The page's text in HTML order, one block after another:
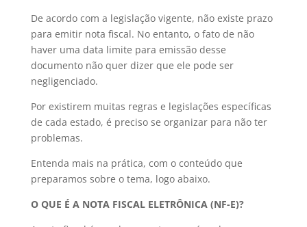
De acordo com a legislação vigente, não existe prazo
para emitir nota fiscal. No entanto, o fato de não
haver uma data limite para emissão desse
documento não quer dizer que ele pode ser
negligenciado.
Por existirem muitas regras e legislações específicas
de cada estado, é preciso se organizar para não ter
problemas.
Entenda mais na prática, com o conteúdo que
preparamos sobre o tema, logo abaixo.
O QUE É A NOTA FISCAL ELETRÔNICA (NF-E)?